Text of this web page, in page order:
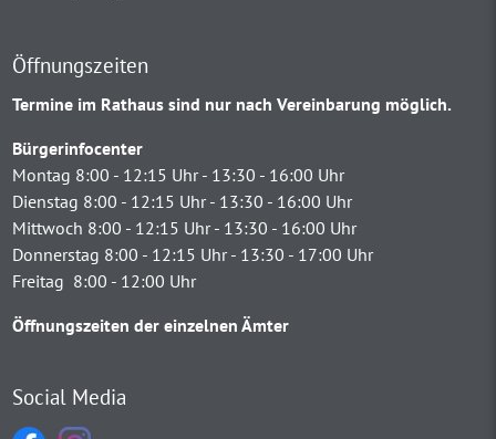
Öffnungszeiten
Termine im Rathaus sind nur nach Vereinbarung möglich.
Bürgerinfocenter
Montag 8:00 - 12:15 Uhr - 13:30 - 16:00 Uhr
Dienstag 8:00 - 12:15 Uhr - 13:30 - 16:00 Uhr
Mittwoch 8:00 - 12:15 Uhr - 13:30 - 16:00 Uhr
Donnerstag 8:00 - 12:15 Uhr - 13:30 - 17:00 Uhr
Freitag 8:00 - 12:00 Uhr
Öffnungszeiten der einzelnen Ämter
Social Media